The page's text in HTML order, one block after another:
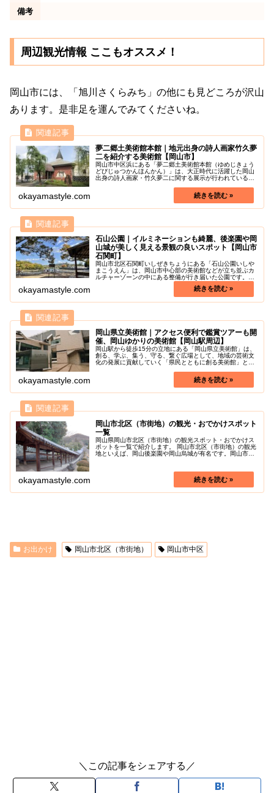
備考
周辺観光情報 ここもオススメ！
岡山市には、「旭川さくらみち」の他にも見どころが沢山
あります。是非足を運んでみてくださいね。
夢二郷土美術館本館｜地元出身の詩人画家竹久夢
二を紹介する美術館【岡山市】
岡山市中区浜にある「夢二郷土美術館本館（ゆめじきょう
どびじゅつかんほんかん）」は、大正時代に活躍した岡山
出身の詩人画家・竹久夢二に関する展示が行われている美
感じさせてくれるレンガ造りの建物...
okayamastyle.com
石山公園｜イルミネーションも綺麗、後楽園や岡
山城が美しく見える景観の良いスポット【岡山市
石関町】
岡山市北区石関町いしぜきちょうにある「石山公園いしや
まこうえん」は、岡山市中心部の美術館などが立ち並ぶカ
ルチャーゾーンの中にある整備が行き届いた公園です。後
楽園や岡山城脇を流れる旭川のほとりにあり、川を挟んだ
岡山後楽園や岡山城が大変美しく見...
okayamastyle.com
岡山県立美術館｜アクセス便利で鑑賞ツアーも開
催、岡山ゆかりの美術館【岡山駅周辺】
岡山駅から徒歩15分の立地にある「岡山県立美術館」は、
創る、学ぶ、集う、守る、繋ぐ広場として、地域の芸術文
化の発展に貢献していく「県民とともに創る美術館」とし
okayamastyle.com
岡山市北区（市街地）の観光・おでかけスポット
一覧
岡山県岡山市北区（市街地）の観光スポット・おでかけス
ポットを一覧で紹介します。 岡山市北区（市街地）の観光
地といえば、岡山後楽園や岡山烏城が有名です。岡山市北
okayamastyle.com
お出かけ 岡山市北区（市街地） 岡山市中区
＼この記事をシェアする／